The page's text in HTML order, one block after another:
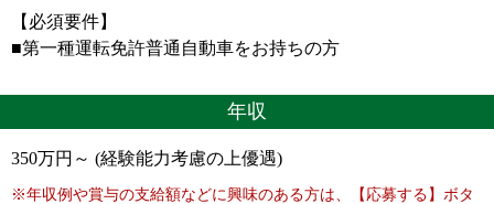
【必須要件】
■第一種運転免許普通自動車をお持ちの方
年収
350万円～ (経験能力考慮の上優遇)
※年収例や賞与の支給額などに興味のある方は、【応募する】ボタ